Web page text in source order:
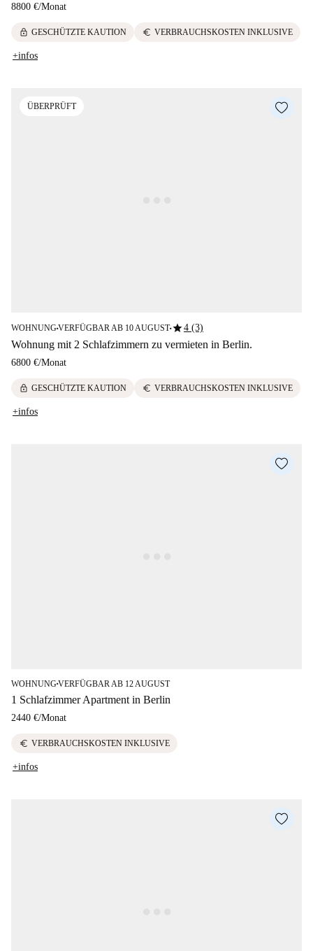
8800 €/Monat
lock GESCHÜTZTE KAUTION euro VERBRAUCHSKOSTEN INKLUSIVE
+infos
ÜBERPRÜFT
WOHNUNG■VERFÜGBAR AB 10 AUGUST■star4 (3)
Wohnung mit 2 Schlafzimmern zu vermieten in Berlin.
6800 €/Monat
lock GESCHÜTZTE KAUTION euro VERBRAUCHSKOSTEN INKLUSIVE
+infos
WOHNUNG■VERFÜGBAR AB 12 AUGUST
1 Schlafzimmer Apartment in Berlin
2440 €/Monat
euro VERBRAUCHSKOSTEN INKLUSIVE
+infos